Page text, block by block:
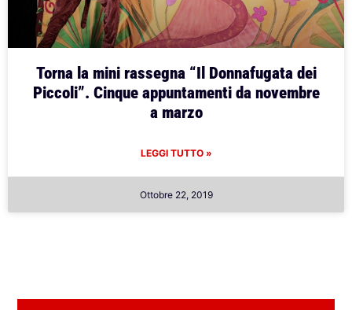
Torna la mini rassegna “Il Donnafugata dei
Piccoli”. Cinque appuntamenti da novembre
a marzo
LEGGI TUTTO »
Ottobre 22, 2019